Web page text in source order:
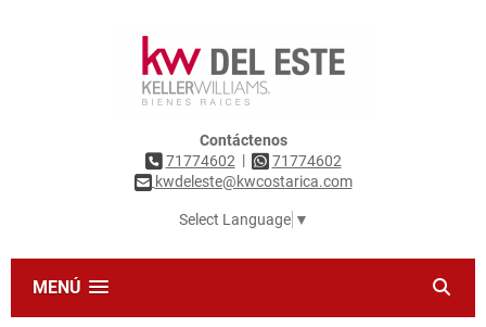
Contáctenos
71774602 |
71774602
kwdeleste@kwcostarica.com
Select Language ▼
MENÚ